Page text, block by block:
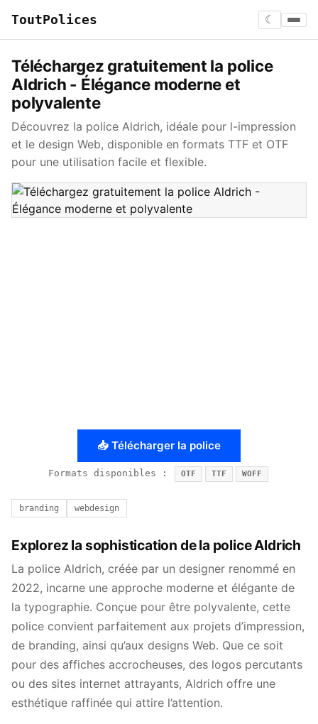
ToutPolices ☾
Téléchargez gratuitement la police
Aldrich - Élégance moderne et
polyvalente
Découvrez la police Aldrich, idéale pour l-impression
et le design Web, disponible en formats TTF et OTF
pour une utilisation facile et flexible.
📥 Télécharger la police
Formats disponibles : OTF TTF WOFF
branding webdesign
Explorez la sophistication de la police Aldrich
La police Aldrich, créée par un designer renommé en
2022, incarne une approche moderne et élégante de
la typographie. Conçue pour être polyvalente, cette
police convient parfaitement aux projets d’impression,
de branding, ainsi qu’aux designs Web. Que ce soit
pour des affiches accrocheuses, des logos percutants
ou des sites internet attrayants, Aldrich offre une
esthétique raffinée qui attire l’attention.